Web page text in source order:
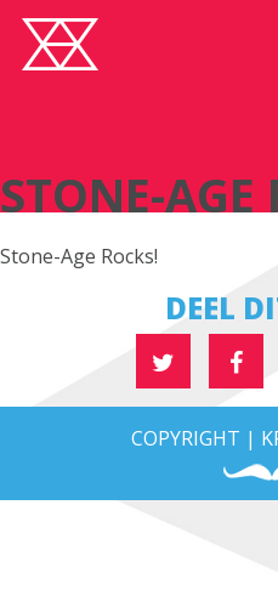
STONE-AGE
Stone-Age Rocks!
DEEL
COPYRIGHT |